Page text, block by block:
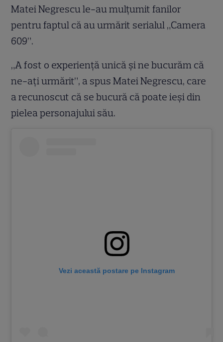
Matei Negrescu le-au mulțumit fanilor
pentru faptul că au urmărit serialul „Camera
609”.
„A fost o experiență unică și ne bucurăm că
ne-ați urmărit”, a spus Matei Negrescu, care
a recunoscut că se bucură că poate ieși din
pielea personajului său.
Vezi această postare pe Instagram